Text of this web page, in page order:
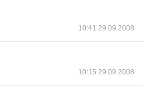
10:41 29.09.2008
10:15 29.09.2008